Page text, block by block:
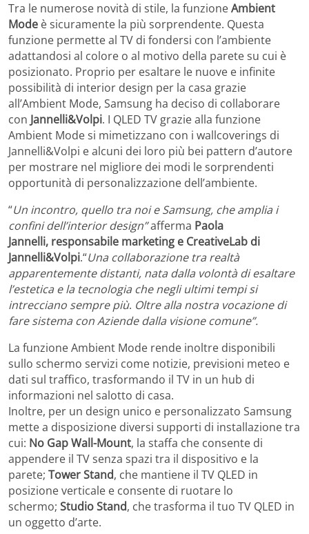
Tra le numerose novità di stile, la funzioneAmbient
Mode è sicuramente la più sorprendente. Questa
funzione permette al TV di fondersi con l’ambiente
adattandosi al colore o al motivo della parete su cui è
posizionato. Proprio per esaltare le nuove e infinite
possibilità di interior design per la casa grazie
all’Ambient Mode, Samsung ha deciso di collaborare
con Jannelli&Volpi. I QLED TV grazie alla funzione
Ambient Mode si mimetizzano con i wallcoverings di
Jannelli&Volpi e alcuni dei loro più bei pattern d’autore
per mostrare nel migliore dei modi le sorprendenti
opportunità di personalizzazione dell’ambiente.
“Un incontro, quello tra noi e Samsung, che amplia i
confini dell’interior design”afferma Paola
Jannelli, responsabile marketing e CreativeLab di
Jannelli&Volpi.“Una collaborazione tra realtà
apparentemente distanti, nata dalla volontà di esaltare
l’estetica e la tecnologia che negli ultimi tempi si
intrecciano sempre più. Oltre alla nostra vocazione di
fare sistema con Aziende dalla visione comune”.
La funzione Ambient Mode rende inoltre disponibili
sullo schermo servizi come notizie, previsioni meteo e
dati sul traffico, trasformando il TV in un hub di
informazioni nel salotto di casa.
Inoltre, per un design unico e personalizzato Samsung
mette a disposizione diversi supporti di installazione tra
cui: No Gap Wall-Mount, la staffa che consente di
appendere il TV senza spazi tra il dispositivo e la
parete; Tower Stand, che mantiene il TV QLED in
posizione verticale e consente di ruotare lo
schermo; Studio Stand, che trasforma il tuo TV QLED in
un oggetto d’arte.